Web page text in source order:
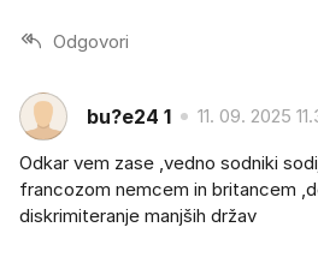
Odgovori
bu?e24 1 11. 09. 2025
Odkar vem zase ,vedno sodniki
francozom nemcem in britancem
diskrimiteranje manjših držav